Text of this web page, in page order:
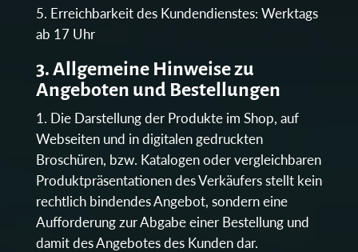
Erreichbarkeit des Kundendienstes: Werktags
ab 17 Uhr
3. Allgemeine Hinweise zu
Angeboten und Bestellungen
Die Darstellung der Produkte im Shop, auf
Webseiten und in digitalen gedruckten
Broschüren, bzw. Katalogen oder vergleichbaren
Produktpräsentationen des Verkäufers stellt kein
rechtlich bindendes Angebot, sondern eine
Aufforderung zur Abgabe einer Bestellung und
damit des Angebotes des Kunden dar.